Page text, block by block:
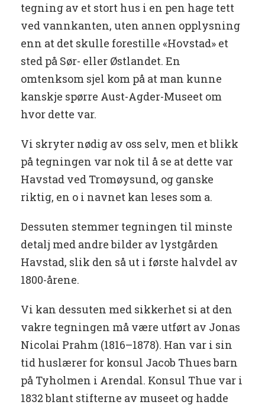
tegning av et stort hus i en pen hage tett
ved vannkanten, uten annen opplysning
enn at det skulle forestille «Hovstad» et
sted på Sør- eller Østlandet. En
omtenksom sjel kom på at man kunne
kanskje spørre Aust-Agder-Museet om
hvor dette var.
Vi skryter nødig av oss selv, men et blikk
på tegningen var nok til å se at dette var
Havstad ved Tromøysund, og ganske
riktig, en o i navnet kan leses som a.
Dessuten stemmer tegningen til minste
detalj med andre bilder av lystgården
Havstad, slik den så ut i første halvdel av
1800-årene.
Vi kan dessuten med sikkerhet si at den
vakre tegningen må være utført av Jonas
Nicolai Prahm (1816–1878). Han var i sin
tid huslærer for konsul Jacob Thues barn
på Tyholmen i Arendal. Konsul Thue var i
1832 blant stifterne av museet og hadde